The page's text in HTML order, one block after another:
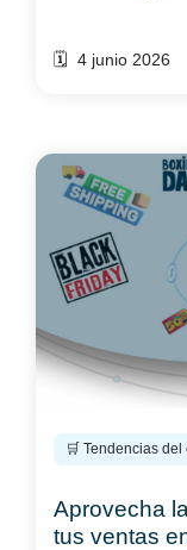
🗓️ 4 junio 2026
🛒 Tendencias
Aprovecha
tus ventas